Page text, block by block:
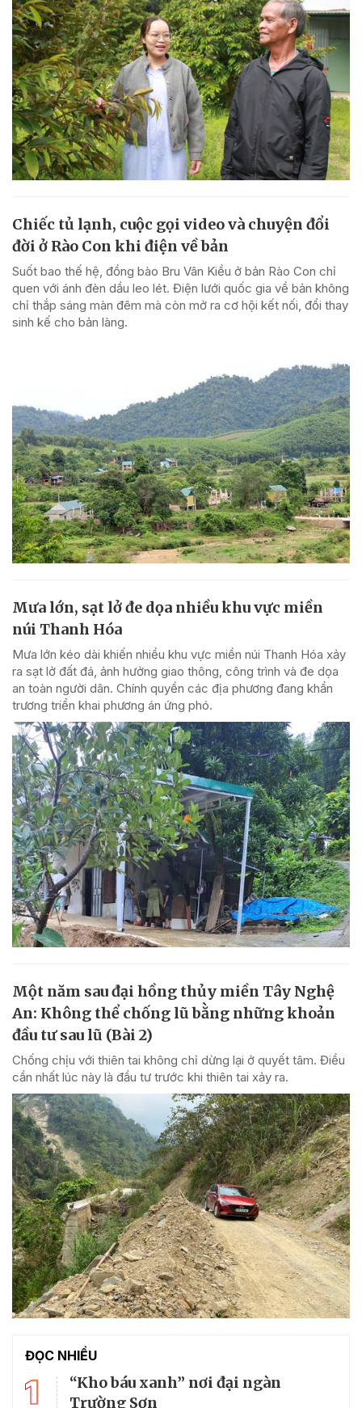
Chiếc tủ lạnh, cuộc gọi video và chuyện đổi
đời ở Rào Con khi điện về bản
Suốt bao thế hệ, đồng bào Bru Vân Kiều ở bản Rào Con chỉ
quen với ánh đèn dầu leo lét. Điện lưới quốc gia về bản không
chỉ thắp sáng màn đêm mà còn mở ra cơ hội kết nối, đổi thay
sinh kế cho bản làng.
Mưa lớn, sạt lở đe dọa nhiều khu vực miền
núi Thanh Hóa
Mưa lớn kéo dài khiến nhiều khu vực miền núi Thanh Hóa xảy
ra sạt lở đất đá, ảnh hưởng giao thông, công trình và đe dọa
an toàn người dân. Chính quyền các địa phương đang khẩn
trương triển khai phương án ứng phó.
Một năm sau đại hồng thủy miền Tây Nghệ
An: Không thể chống lũ bằng những khoản
đầu tư sau lũ (Bài 2)
Chống chịu với thiên tai không chỉ dừng lại ở quyết tâm. Điều
cần nhất lúc này là đầu tư trước khi thiên tai xảy ra.
ĐỌC NHIỀU
1
“Kho báu xanh” nơi đại ngàn
Trường Sơn